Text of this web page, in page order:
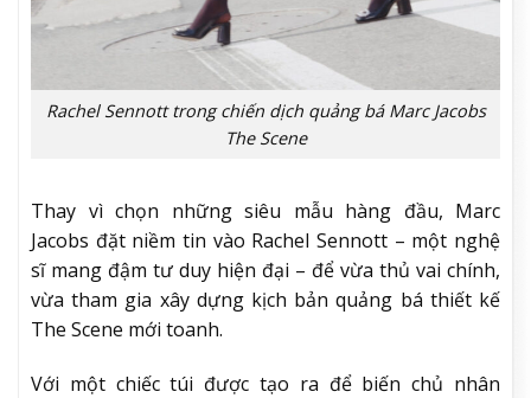
Rachel Sennott trong chiến dịch quảng bá Marc Jacobs
The Scene
Thay vì chọn những siêu mẫu hàng đầu, Marc
Jacobs đặt niềm tin vào Rachel Sennott – một nghệ
sĩ mang đậm tư duy hiện đại – để vừa thủ vai chính,
vừa tham gia xây dựng kịch bản quảng bá thiết kế
The Scene mới toanh.
Với một chiếc túi được tạo ra để biến chủ nhân